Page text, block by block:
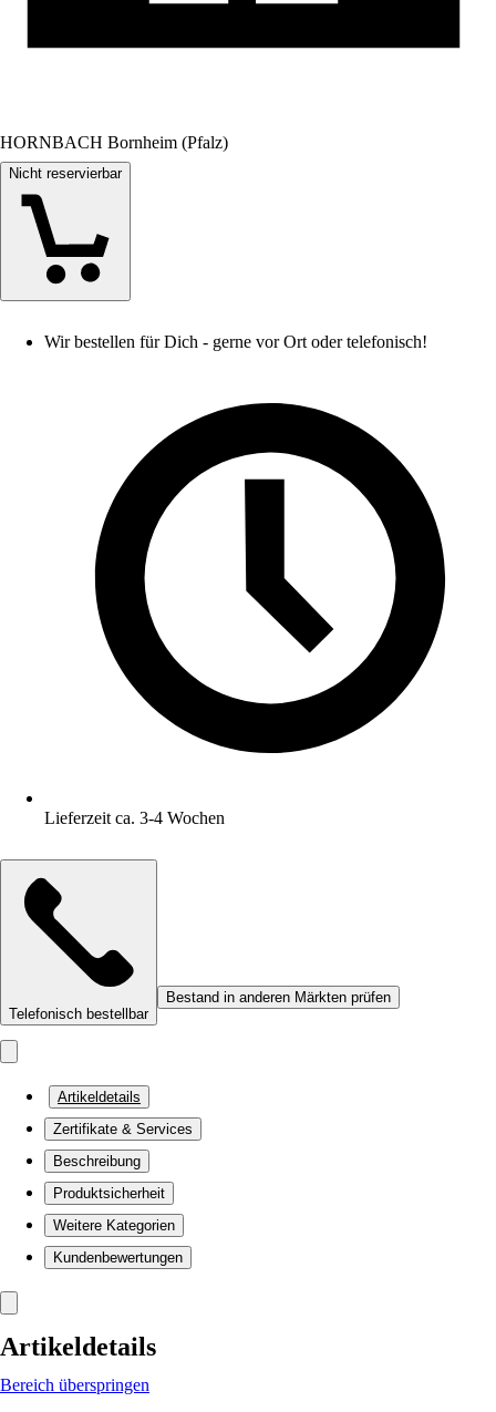
HORNBACH Bornheim (Pfalz)
Nicht reservierbar
Wir bestellen für Dich - gerne vor Ort oder telefonisch!
Lieferzeit ca. 3-4 Wochen
Telefonisch bestellbar
Bestand in anderen Märkten prüfen
Artikeldetails
Zertifikate & Services
Beschreibung
Produktsicherheit
Weitere Kategorien
Kundenbewertungen
Artikeldetails
Bereich überspringen